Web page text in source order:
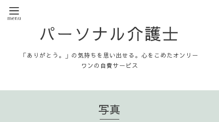
パーソナル介護士
「ありがとう。」の気持ちを思い出せる。心をこめたオンリー
ワンの自費サービス
写真